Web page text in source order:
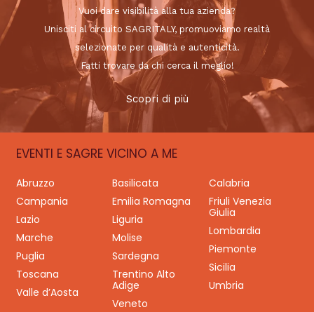
Vuoi dare visibilità alla tua azienda?
Unisciti al circuito SAGRITALY, promuoviamo realtà
selezionate per qualità e autenticità.
Fatti trovare da chi cerca il meglio!
Scopri di più
EVENTI E SAGRE VICINO A ME
Abruzzo Basilicata
Calabria
Campania
Emilia Romagna
Friuli Venezia
Giulia
Lazio
Liguria
Lombardia
Marche
Molise
Piemonte
Puglia
Sardegna
Sicilia
Toscana
Trentino Alto
Adige
Umbria
Valle d’Aosta
Veneto